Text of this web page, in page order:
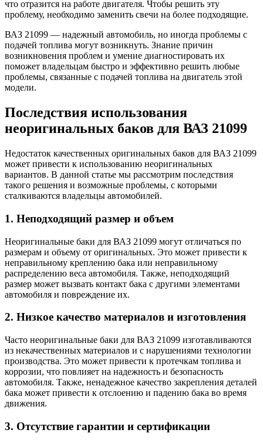
что отразится на работе двигателя. Чтобы решить эту
проблему, необходимо заменить свечи на более подходящие.
ВАЗ 21099 — надежный автомобиль, но иногда проблемы с
подачей топлива могут возникнуть. Знание причин
возникновения проблем и умение диагностировать их
поможет владельцам быстро и эффективно решить любые
проблемы, связанные с подачей топлива на двигатель этой
модели.
Последствия использования
неоригинальных баков для ВАЗ 21099
Недостаток качественных оригинальных баков для ВАЗ 21099
может привести к использованию неоригинальных
вариантов. В данной статье мы рассмотрим последствия
такого решения и возможные проблемы, с которыми
сталкиваются владельцы автомобилей.
1. Неподходящий размер и объем
Неоригинальные баки для ВАЗ 21099 могут отличаться по
размерам и объему от оригинальных. Это может привести к
неправильному креплению бака или неправильному
распределению веса автомобиля. Также, неподходящий
размер может вызвать контакт бака с другими элементами
автомобиля и повреждение их.
2. Низкое качество материалов и изготовления
Часто неоригинальные баки для ВАЗ 21099 изготавливаются
из некачественных материалов и с нарушениями технологии
производства. Это может привести к протечкам топлива и
коррозии, что повлияет на надежность и безопасность
автомобиля. Также, ненадежное качество закрепления деталей
бака может привести к отслоению и падению бака во время
движения.
3. Отсутствие гарантии и сертификации